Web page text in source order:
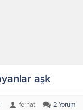
aşk
ferhat 2 Yorum